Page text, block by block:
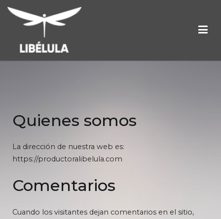
Productora Libelula
Política de privacidad
Quienes somos
La dirección de nuestra web es:
https://productoralibelula.com
Comentarios
Cuando los visitantes dejan comentarios en el sitio,